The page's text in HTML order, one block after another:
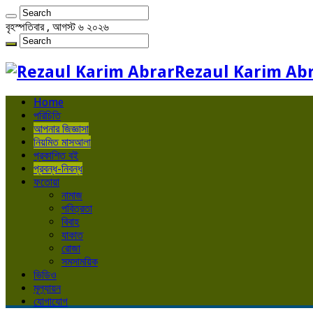
বৃহস্পতিবার , আগস্ট ৬ ২০২৬
Rezaul Karim
Home
পরিচিতি
আপনার জিজ্ঞাসা
নিয়মিত মাসআলা
প্রকাশিত বই
প্রবন্ধ-নিবন্ধ
ফতোয়া
নামাজ
পবিত্রতা
বিবাহ
যাকাত
রোজা
সমসাময়িক
ভিডিও
মূল্যায়ন
যোগাযোগ